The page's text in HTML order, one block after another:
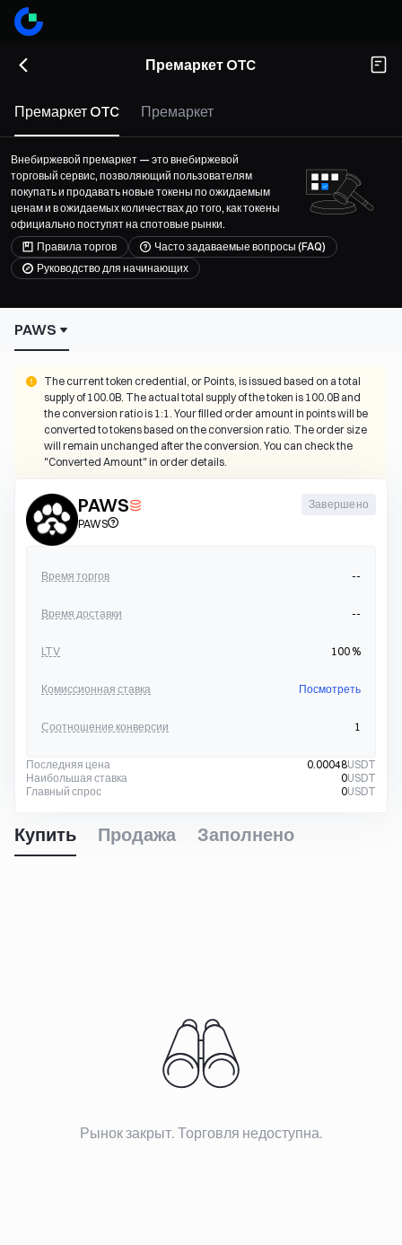
Премаркет OTC
Премаркет OTC Премаркет
Внебиржевой премаркет — это внебиржевой
торговый сервис, позволяющий пользователям
покупать и продавать новые токены по ожидаемым
ценам и в ожидаемых количествах до того, как токены
официально поступят на спотовые рынки.
Правила торгов
Часто задаваемые вопросы (FAQ)
Руководство для начинающих
PAWS
The current token credential, or Points, is issued based on a total
supply of 100.0B. The actual total supply of the token is 100.0B and
the conversion ratio is 1:1. Your filled order amount in points will be
converted to tokens based on the conversion ratio. The order size
will remain unchanged after the conversion. You can check the
"Converted Amount" in order details.
PAWS
PAWS
Завершено
Время торгов --
Время доставки --
LTV 100 %
Комиссионная ставка Посмотреть
Соотношение конверсии 1
Последняя цена 0.00048USDT
Наибольшая ставка
0USDT
Главный спрос
0USDT
Купить Продажа Заполнено
Рынок закрыт. Торговля недоступна.